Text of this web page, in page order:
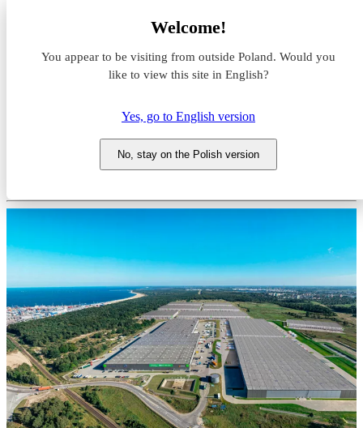
Welcome!
You appear to be visiting from outside Poland. Would you
like to view this site in English?
Yes, go to English version
No, stay on the Polish version
Marq Logistics Gdańsk Port
Logistics Gdańsk Port
Pomorskie, Gdańsk, ul. Kontenerowa